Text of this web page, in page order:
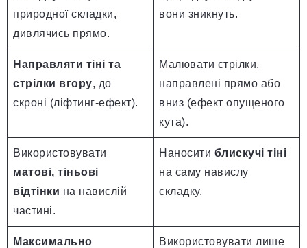
природної складки,
дивлячись прямо.
вони зникнуть.
Направляти тіні та
стрілки вгору, до
скроні (ліфтинг-ефект).
Малювати стрілки,
направлені прямо або
вниз (ефект опущеного
кута).
Використовувати
матові, тіньові
відтінки на навислій
частині.
Наносити блискучі тіні
на саму навислу
складку.
Максимально
Використовувати лише